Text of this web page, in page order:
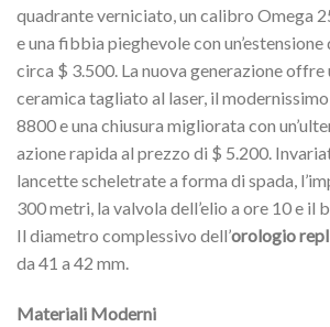
quadrante verniciato, un calibro Omega
e una fibbia pieghevole con un’estensione
circa $ 3.500. La nuova generazione offre
ceramica tagliato al laser, il
8800 e una chiusura migliorata con
azione rapida al prezzo di $ 5.200.
lancette scheletrate a forma di spada,
300 metri, la valvola dell’elio a ore 10 e il
Il diametro complessivo dell’orologio
da 41 a 42 mm.
Materiali Moderni